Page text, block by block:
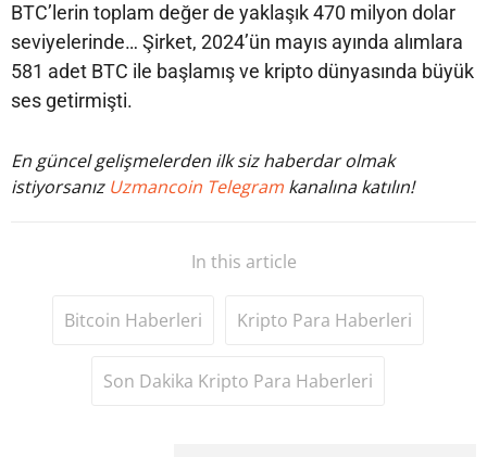
BTC’lerin toplam değer de yaklaşık 470 milyon dolar
seviyelerinde… Şirket, 2024’ün mayıs ayında alımlara
581 adet BTC ile başlamış ve kripto dünyasında büyük
ses getirmişti.
En güncel gelişmelerden ilk siz haberdar olmak
istiyorsanız Uzmancoin Telegram kanalına katılın!
In this article
Bitcoin Haberleri Kripto Para Haberleri
Son Dakika Kripto Para Haberleri